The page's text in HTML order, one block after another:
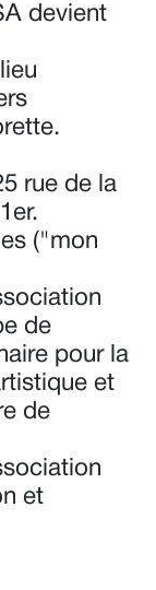
devient
rue de la
("mon
de
pour la
et
de
et